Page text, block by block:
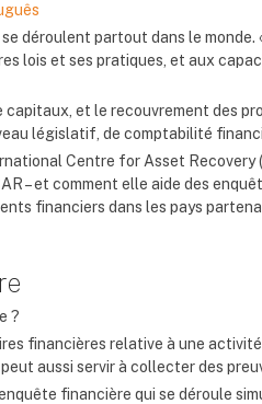
déroulent partout dans le monde.
lois et ses pratiques, et aux
et le recouvrement des
législatif, de comptabilité
Centre for Asset Recovery
– et comment elle aide des
financiers dans les pays
?
financières relative à une
aussi servir à collecter des
financière qui se déroule